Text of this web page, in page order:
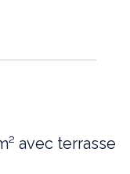
avec terrasse